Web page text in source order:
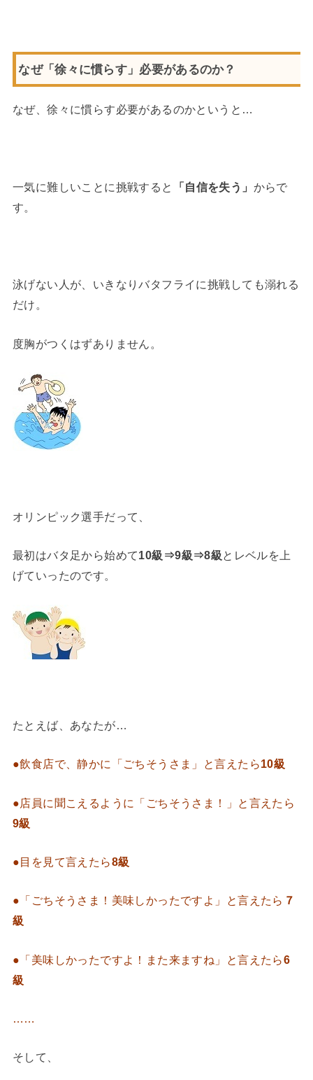
なぜ「徐々に慣らす」必要があるのか？
なぜ、徐々に慣らす必要があるのかというと…
一気に難しいことに挑戦すると 「自信を失う」 からで
す。
泳げない人が、いきなりバタフライに挑戦しても溺れる
だけ。
度胸がつくはずありません。
オリンピック選手だって、
最初はバタ足から始めて10級⇒9級⇒8級とレベルを上
げていったのです。
たとえば、あなたが…
●飲食店で、静かに「ごちそうさま」と言えたら10級
●店員に聞こえるように「ごちそうさま！」と言えたら
9級
●目を見て言えたら8級
●「ごちそうさま！美味しかったですよ」と言えたら ７
級
●「美味しかったですよ！また来ますね」と言えたら6
級
……
そして、